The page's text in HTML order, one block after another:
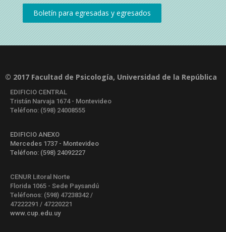
© 2017 Facultad de Psicología, Universidad de la República
EDIFICIO CENTRAL
Tristán Narvaja 1674 - Montevideo
Teléfono: (598) 24008555
EDIFICIO ANEXO
Mercedes 1737 - Montevideo
Teléfono: (598) 24092227
CENUR Litoral Norte
Florida 1065 - Sede Paysandú
Teléfonos: (598) 47238342 /
47222291 / 47220221
www.cup.edu.uy